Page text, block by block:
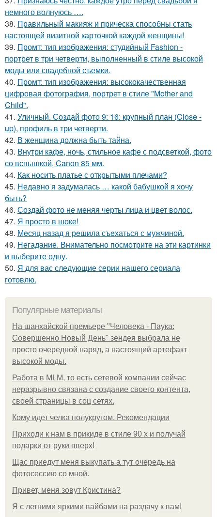
немного волнуюсь ….
38. Правильный макияж и прическа способны стать
настоящей визитной карточкой каждой женщины!
39. Промт: тип изображения: студийный Fashion -
портрет в три четверти, выполненный в стиле высокой
моды или свадебной съемки.
40. Промт: тип изображения: высококачественная
цифровая фотография, портрет в стиле "Mother and
Child".
41. Уличный. Создай фото 9: 16: крупный план (Close -
up), профиль в три четверти.
42. В женщина должна быть тайна.
43. Внутри кафе, ночь, стильное кафе с подсветкой, фото
со вспышкой, Canon 85 мм.
44. Как носить платье с открытыми плечами?
45. Недавно я задумалась … какой бабушкой я хочу
быть?
46. Создай фото не меняя черты лица и цвет волос.
47. Я просто в шоке!
48. Мeсяц нaзад я рeшила съeхаться с мужчиной.
49. Негадание. Внимательно посмотрите на эти картинки
и выберите одну.
50. Я для вас следующие серии нашего сериала
готовлю.
Популярные материалы
На шанхайской премьере "Человека - Паука:
Совершенно Новый День" зендея выбрала не
просто очередной наряд, а настоящий артефакт
высокой моды.
Работа в MLM, то есть сетевой компании сейчас
неразрывно связана с создание своего контента,
своей страницы в соц сетях.
Кому идет челка полукругом. Рекомендации
Приходи к нам в прикиде в стиле 90 х и получай
подарки от руки вверх!
Щас приедут меня выкупать а тут очередь на
фотосессию со мной.
Привет, меня зовут Кристина?
Я с летними яркими вайбами на раздачу к вам!